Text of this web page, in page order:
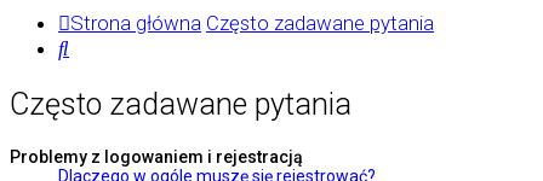
Strona główna Często zadawane pytania
Często zadawane pytania
Problemy z logowaniem i rejestracją
Dlaczego w ogóle muszę się rejestrować?